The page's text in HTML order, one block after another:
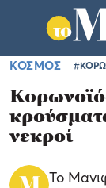
ΚΟΣΜΟΣ
νεκροί
Το